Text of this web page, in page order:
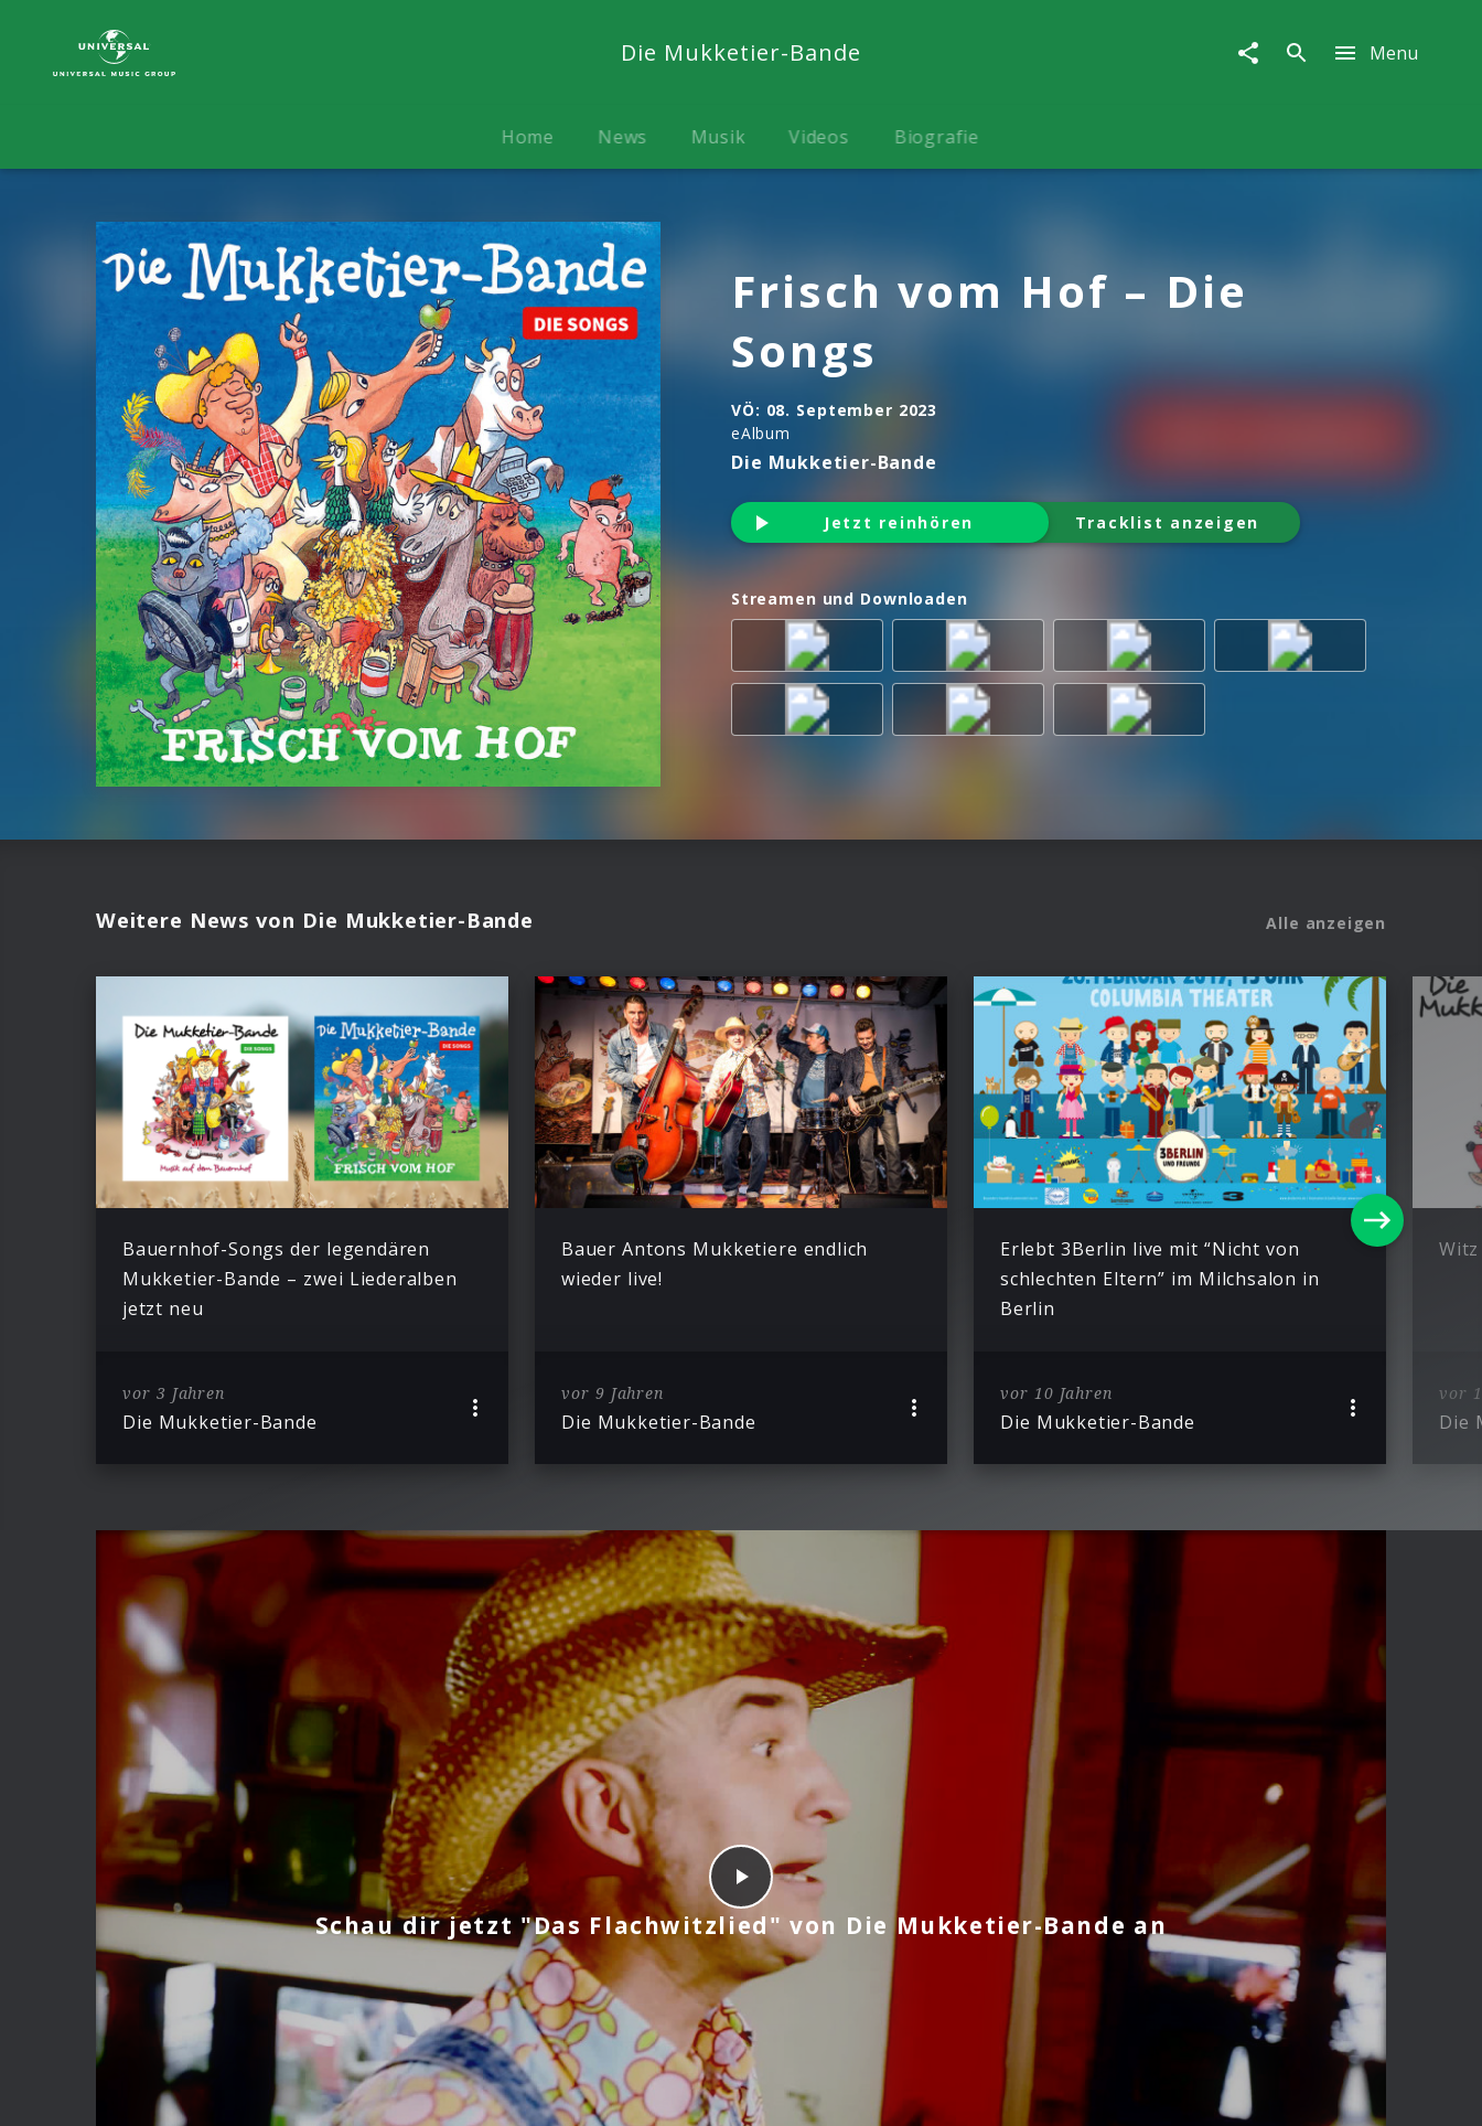
Mukketier-
Bande
Merch
Die Mukketier-Bande Menu
Home News Musik Videos Biografie
Frisch vom Hof – Die
Songs
VÖ: 08. September 2023
eAlbum
Die Mukketier-Bande
Jetzt reinhören Tracklist anzeigen
Streamen und Downloaden
Weitere News von Die Mukketier-Bande Alle anzeigen
Bauernhof-Songs der legendären
Mukketier-Bande – zwei Liederalben
jetzt neu
vor 3 Jahren
Die Mukketier-Bande
Bauer Antons Mukketiere endlich
wieder live!
vor 9 Jahren
Die Mukketier-Bande
Erlebt 3Berlin live mit “Nicht von
schlechten Eltern” im Milchsalon in
Berlin
vor 10 Jahren
Die Mukketier-Bande
vor
Die
Schau dir jetzt "Das Flachwitzlied" von Die Mukketier-Bande an